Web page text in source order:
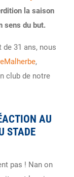
la saison
sens du but.
de 31 ans, nous
,
club de notre
AU
STADE
pas ! Nan on